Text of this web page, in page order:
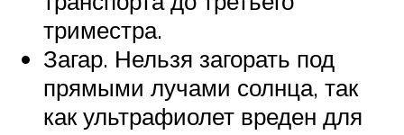
триместра.
Загар. Нельзя загорать под
прямыми лучами солнца, так
как ультрафиолет вреден для